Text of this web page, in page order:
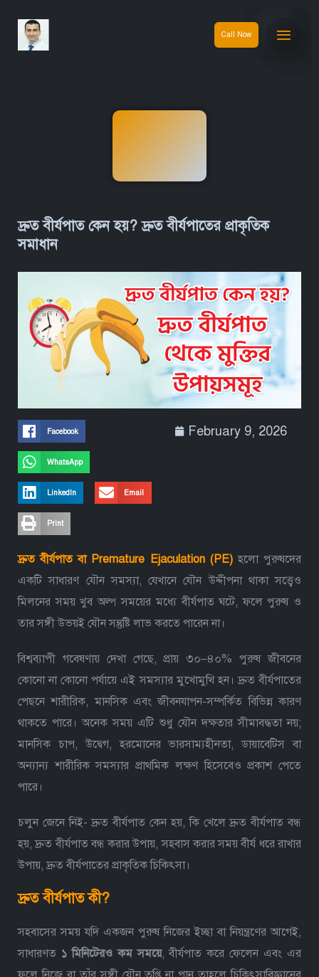
Call Now
দ্রুত বীর্যপাত কেন হয়? দ্রুত বীর্যপাতের প্রাকৃতিক
সমাধান
Facebook
WhatsApp
LinkedIn Email
Print
February 9, 2026
দ্রুত বীর্যপাত বা Premature Ejaculation (PE)হলো পুরুষদের
একটি সাধারণ যৌন সমস্যা, যেখানে যৌন উদ্দীপনা থাকা সত্ত্বেও
মিলনের সময় খুব অল্প সময়ের মধ্যে বীর্যপাত ঘটে, ফলে পুরুষ ও
তার সঙ্গী উভয়ই যৌন সন্তুষ্টি লাভ করতে পারেন না।
বিশ্বব্যাপী গবেষণায় দেখা গেছে, প্রায় ৩০–৪০% পুরুষ জীবনের
কোনো না কোনো পর্যায়ে এই সমস্যার মুখোমুখি হন। দ্রুত বীর্যপাতের
পেছনে শারীরিক, মানসিক এবং জীবনযাপন-সম্পর্কিত বিভিন্ন কারণ
থাকতে পারে। অনেক সময় এটি শুধু যৌন দক্ষতার সীমাবদ্ধতা নয়;
মানসিক চাপ, উদ্বেগ, হরমোনের ভারসাম্যহীনতা, ডায়াবেটিস বা
অন্যান্য শারীরিক সমস্যার প্রাথমিক লক্ষণ হিসেবেও প্রকাশ পেতে
পারে।
চলুন জেনে নিই- দ্রুত বীর্যপাত কেন হয়, কি খেলে দ্রুত বীর্যপাত বন্ধ
হয়, দ্রুত বীর্যপাত বন্ধ করার উপায়, সহবাস করার সময় বীর্য ধরে রাখার
উপায়, দ্রুত বীর্যপাতের প্রাকৃতিক চিকিৎসা।
দ্রুত বীর্যপাত কী?
সহবাসের সময় যদি একজন পুরুষ নিজের ইচ্ছা বা নিয়ন্ত্রণের আগেই,
সাধারণত ১ মিনিটেরও কম সময়ে, বীর্যপাত করে ফেলেন এবং এর